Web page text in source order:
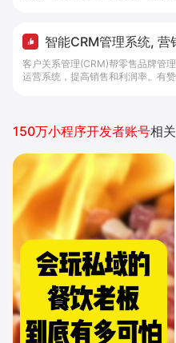
智能CRM管理系统, 营
赞科技
客户关系管理(CRM)帮零售品牌管
运营系统，提高销售和利润率。有
150万小程序开发者账号相